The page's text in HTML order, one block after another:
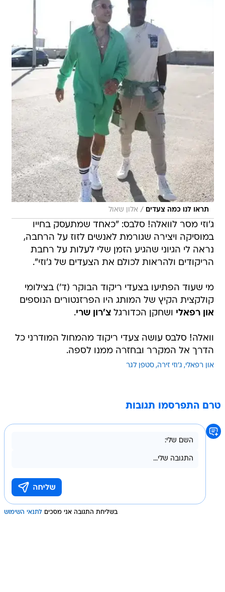
תראו לנו כמה צעדים / אלון שאול
ג'וזי מסר לוואלה! סלבס: "כאחד שמתעסק בחייו
במוסיקה ויצירה שגורמת לאנשים לזוז על הרחבה,
נראה לי הגיוני שהגיע הזמן שלי לעלות על רחבת
הריקודים ולהראות לכולם את הצעדים של ג'וזי".
מי שעוד הפתיעו בצעדי ריקוד הבוקר (ד') בצילומי
קולקצית הקיץ של המותג היו הפרזנטורים הנוספים
און רפאלי ושחקן הכדורגלצ'רון שרי.
וואלה! סלבס עושה צעדי ריקוד מהמחול המודרני כל
הדרך אל המקרר ובחזרה ממנו לספה.
און רפאלי ג'וזי זירה סטפן לגר
טרם התפרסמו תגובות
בשליחת התגובה אני מסכים לתנאי השימוש